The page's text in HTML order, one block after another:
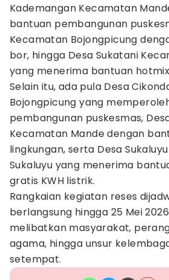
Kademangan Kecamatan
bantuan pembangunan
Kecamatan Bojongpicung
bor, hingga Desa Sukatani
yang menerima bantuan
Selain itu, ada pula Desa
Bojongpicung yang
pembangunan puskesmas,
Kecamatan Mande dengan
lingkungan, serta Desa
Sukaluyu yang menerima
gratis KWH listrik.
Rangkaian kegiatan reses
berlangsung hingga 25 Mei
melibatkan masyarakat,
agama, hingga unsur
setempat.